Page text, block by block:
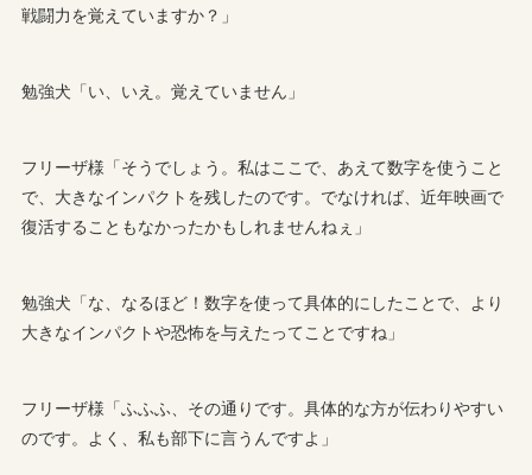
戦闘力を覚えていますか？」
勉強犬「い、いえ。覚えていません」
フリーザ様「そうでしょう。私はここで、あえて数字を使うこと
で、大きなインパクトを残したのです。でなければ、近年映画で
復活することもなかったかもしれませんねぇ」
勉強犬「な、なるほど！数字を使って具体的にしたことで、より
大きなインパクトや恐怖を与えたってことですね」
フリーザ様「ふふふ、その通りです。具体的な方が伝わりやすい
のです。よく、私も部下に言うんですよ」